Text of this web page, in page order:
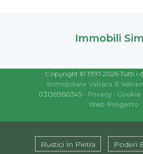
Immobili
Copyright © 1997-2026 Tutti i
Immobiliare Valtaro E
03136960345 - Privacy - Cookie
Web Progetto
Rustici In Pietra Poderi